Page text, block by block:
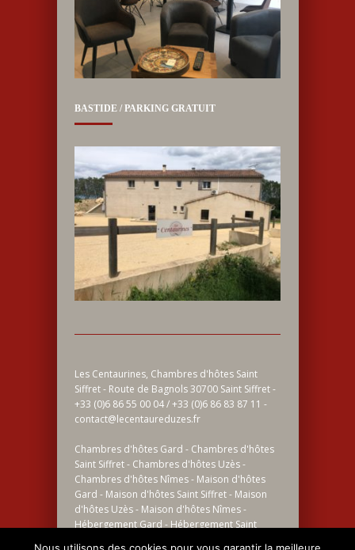
BASTIDE / PARKING GRATUIT
Les Centaurines, Chambres d'hôtes Saint
Siffret - Route de Bagnols 30700 Saint Siffret -
+33 (0)6 86 55 00 04 / +33 (0)6 86 83 87 11 -
contact@lecentaureduzes.fr
Chambres d'hôtes Gard - Chambres d'hôtes
Saint Siffret - Chambres d'hôtes Uzès -
Chambres d'hôtes Nîmes - Maison d'hôtes
Gard - Maison d'hôtes Saint Siffret - Maison
d'hôtes Uzès - Maison d'hôtes Nîmes -
Hébergement Gard - Hébergement Saint